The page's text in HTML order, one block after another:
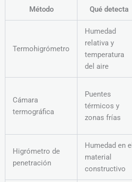
Método Qué detecta
Termohigrómetro
Humedad
relativa y
temperatura
del aire
Cámara
termográfica
Puentes
térmicos y
zonas frías
Higrómetro de
penetración
Humedad en el
material
constructivo